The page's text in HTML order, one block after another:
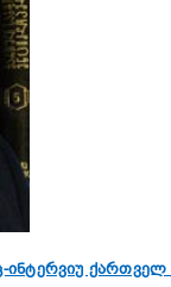
ინტერვიუ